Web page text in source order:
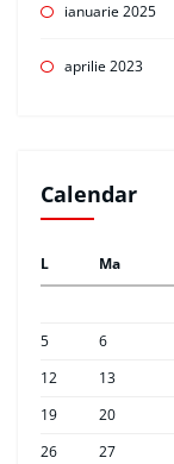
ianuarie 2025
aprilie 2023
Calendar
L Ma
5
6
12
13
19
20
26
27